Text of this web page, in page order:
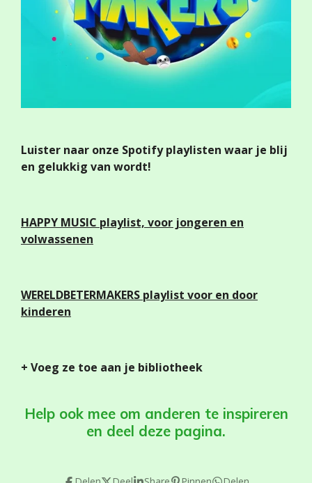
Luister naar onze Spotify playlisten waar je blij
en gelukkig van wordt!
HAPPY MUSIC playlist, voor jongeren en
volwassenen
WERELDBETERMAKERS playlist voor en door
kinderen
+ Voeg ze toe aan je bibliotheek
Help ook mee om anderen te inspireren
en deel deze pagina.